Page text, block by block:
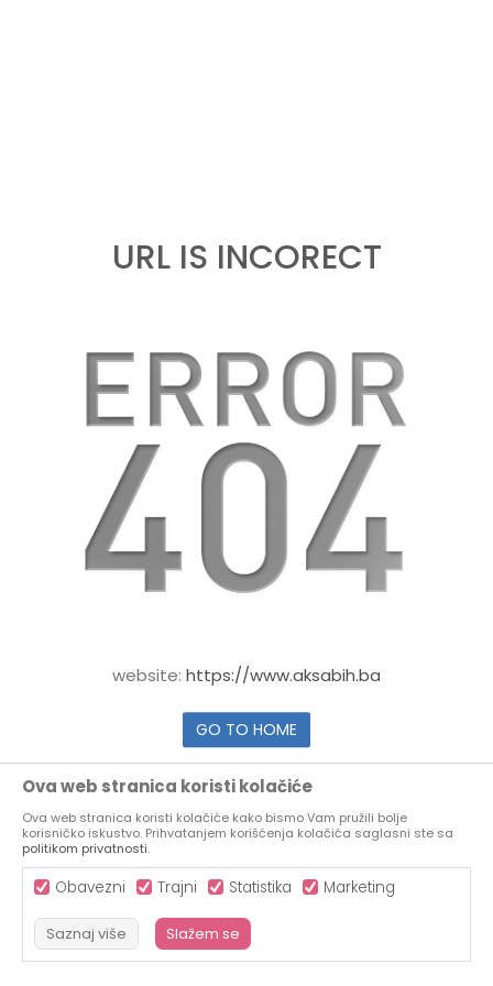
URL IS INCORECT
website: https://www.aksabih.ba
GO TO HOME
Ova web stranica koristi kolačiće
Ova web stranica koristi kolačiće kako bismo Vam pružili bolje
korisničko iskustvo. Prihvatanjem korišćenja kolačića saglasni ste sa
politikom privatnosti.
Obavezni Trajni Statistika Marketing
Saznaj više Slažem se